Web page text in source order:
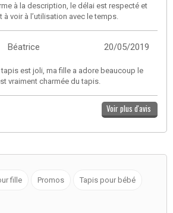
à la description, le délai est respecté et
à voir à l’utilisation avec le temps.
20/05/2019
Béatrice
est joli, ma fille a adore beaucoup le
vraiment charmée du tapis.
Voir plus d'avis
fille Promos Tapis pour bébé